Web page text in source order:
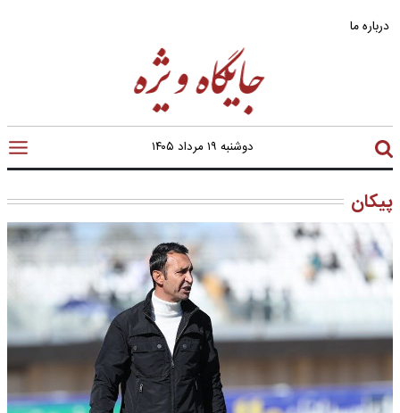
درباره ما
دوشنبه ۱۹ مرداد ۱۴۰۵
پیکان